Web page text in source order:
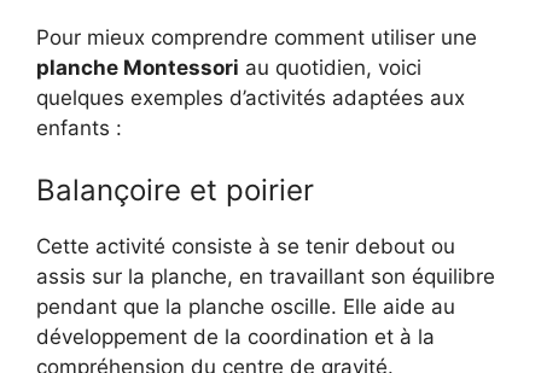
Pour mieux comprendre comment utiliser une
planche Montessori au quotidien, voici
quelques exemples d’activités adaptées aux
enfants :
Balançoire et poirier
Cette activité consiste à se tenir debout ou
assis sur la planche, en travaillant son équilibre
pendant que la planche oscille. Elle aide au
développement de la coordination et à la
compréhension du centre de gravité.